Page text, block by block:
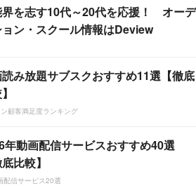
を志す10代～20代を応援！ オーデ
ョン・スクール情報はDeview
み放題サブスクおすすめ11選【徹底
顧客満足度ランキング
年動画配信サービスおすすめ40選
底比較】
配信サービス20選